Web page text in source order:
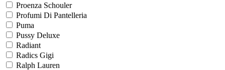
Proenza Schouler
Profumi Di Pantelleria
Puma
Pussy Deluxe
Radiant
Radics Gigi
Ralph Lauren